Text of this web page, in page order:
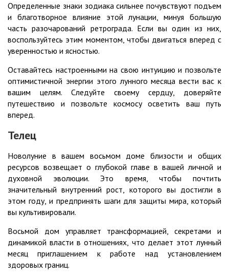
Определенные знаки зодиака сильнее почувствуют подъем
и благотворное влияние этой лунации, минуя большую
часть разочарований ретрограда. Если вы один из них,
воспользуйтесь этим моментом, чтобы двигаться вперед с
уверенностью и ясностью.
Оставайтесь настроенными на свою интуицию и позвольте
оптимистичной энергии этого лунного месяца вести вас к
вашим целям. Следуйте своему сердцу, доверяйте
путешествию и позвольте космосу осветить ваш путь
вперед.
Телец
Новолуние в вашем восьмом доме близости и общих
ресурсов возвещает о глубокой главе в вашей личной и
духовной эволюции. Это время, чтобы почтить
значительный внутренний рост, которого вы достигли в
этом году, и предпринять шаги для защиты мира, который
вы культивировали.
Восьмой дом управляет трансформацией, секретами и
динамикой власти в отношениях, что делает этот лунный
месяц приглашением к работе над установлением
здоровых границ.